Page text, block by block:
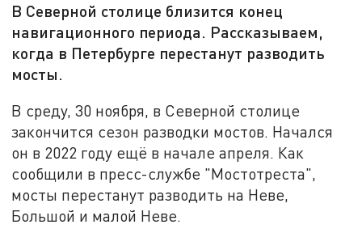
В Северной столице близится конец
навигационного периода. Рассказываем,
когда в Петербурге перестанут разводить
мосты.
В среду, 30 ноября, в Северной столице
закончится сезон разводки мостов. Начался
он в 2022 году ещё в начале апреля. Как
сообщили в пресс-службе "Мостотреста",
мосты перестанут разводить на Неве,
Большой и малой Неве.